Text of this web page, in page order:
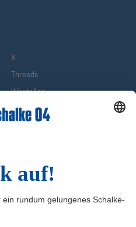
Tickets
X
Threads
WhatsApp
Sina Weibo